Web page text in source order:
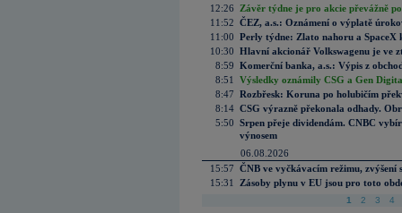
12:26
Závěr týdne je pro akcie převážně
11:52 ČEZ, a.s.: Oznámení o výplatě
11:00 Perly týdne: Zlato nahoru a SpaceX
10:30 Hlavní akcionář Volkswagenu je ve
8:59 Komerční banka, a.s.: Výpis z
8:51
Výsledky oznámily CSG a Gen
8:47 Rozbřesk: Koruna po holubičím
8:14 CSG výrazně překonala odhady.
5:50 Srpen přeje dividendám. CNBC
výnosem
06.08.2026
15:57 ČNB ve vyčkávacím režimu, zvýšení
15:31
Zásoby plynu v EU jsou pro toto
1 2 3 4